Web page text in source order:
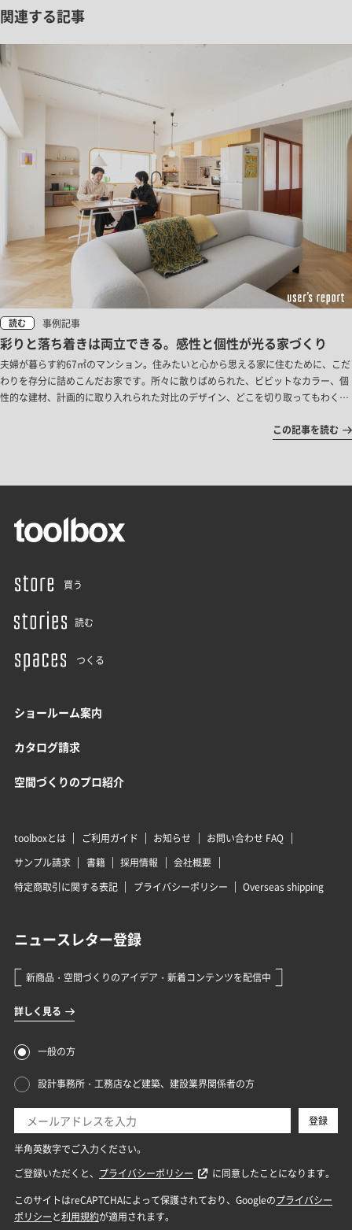
関連する記事
読む 事例記事
彩りと落ち着きは両立できる。感性と個性が光る家づくり
夫婦が暮らす約67㎡のマンション。住みたいと心から思える家に住むために、こだ
わりを存分に詰めこんだお家です。所々に散りばめられた、ビビットなカラー、個
性的な建材、計画的に取り入れられた対比のデザイン、どこを切り取ってもわくわ
この記事を読む
買う
読む
つくる
ショールーム案内
カタログ請求
空間づくりのプロ紹介
toolboxとは ご利用ガイド お知らせ
お問い合わせ FAQ
サンプル請求
書籍 採用情報
会社概要
特定商取引に関する表記
プライバシーポリシー Overseas shipping